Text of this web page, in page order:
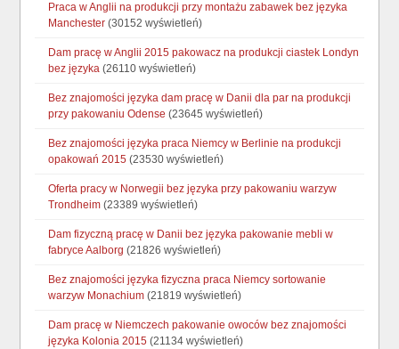
Praca w Anglii na produkcji przy montażu zabawek bez języka
Manchester (30152 wyświetleń)
Dam pracę w Anglii 2015 pakowacz na produkcji ciastek Londyn
bez języka (26110 wyświetleń)
Bez znajomości języka dam pracę w Danii dla par na produkcji
przy pakowaniu Odense (23645 wyświetleń)
Bez znajomości języka praca Niemcy w Berlinie na produkcji
opakowań 2015 (23530 wyświetleń)
Oferta pracy w Norwegii bez języka przy pakowaniu warzyw
Trondheim (23389 wyświetleń)
Dam fizyczną pracę w Danii bez języka pakowanie mebli w
fabryce Aalborg (21826 wyświetleń)
Bez znajomości języka fizyczna praca Niemcy sortowanie
warzyw Monachium (21819 wyświetleń)
Dam pracę w Niemczech pakowanie owoców bez znajomości
języka Kolonia 2015 (21134 wyświetleń)